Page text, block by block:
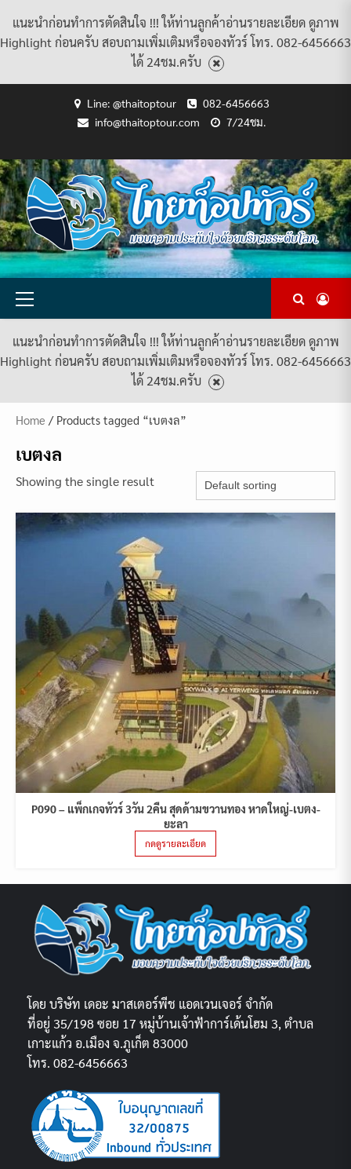
แนะนำก่อนทำการตัดสินใจ !!! ให้ท่านลูกค้าอ่านรายละเอียด ดูภาพ
Highlight ก่อนครับ สอบถามเพิ่มเติมหรือจองทัวร์ โทร. 082-6456663
ได้ 24ชม.ครับ
Line: @thaitoptour
082-6456663
info@thaitoptour.com
7/24ชม.
USACCOUNT
POLICY
AND
CONDITIONS
แพ็คเกจ
ทัวร์
ทั้งหมด
ต้อนรับ
สู่
ไทย
ท็อป
ทัวร์
กับ
เรา
ทัวร์
ทั้งหมด
Primary
แนะนำก่อนทำการตัดสินใจ !!! ให้ท่านลูกค้าอ่านรายละเอียด ดูภาพ
Highlight ก่อนครับ สอบถามเพิ่มเติมหรือจองทัวร์ โทร. 082-6456663
ได้ 24ชม.ครับ
Home / Products tagged “เบตงล”
เบตงล
Showing the single result
P090 – แพ็กเกจทัวร์ 3วัน 2คืน สุดด้ามขวานทอง หาดใหญ่-เบตง-
ยะลา
กดดูรายละเอียด
โดย บริษัท เดอะ มาสเตอร์พีช แอดเวนเจอร์ จำกัด
ที่อยู่ 35/198 ซอย 17 หมู่บ้านเจ้าฟ้าการ์เด้นโฮม 3, ตำบล
เกาะแก้ว อ.เมือง จ.ภูเก็ต 83000
โทร. 082-6456663